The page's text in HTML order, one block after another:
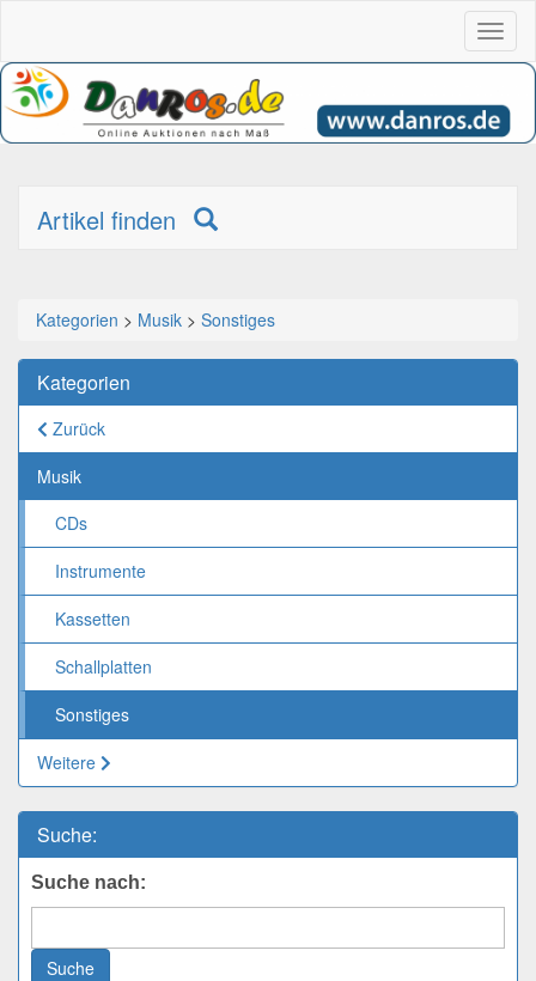
Artikel finden
Kategorien > Musik > Sonstiges
Kategorien
Zurück
Musik
CDs
Instrumente
Kassetten
Schallplatten
Sonstiges
Weitere
Suche:
Suche nach:
Suche